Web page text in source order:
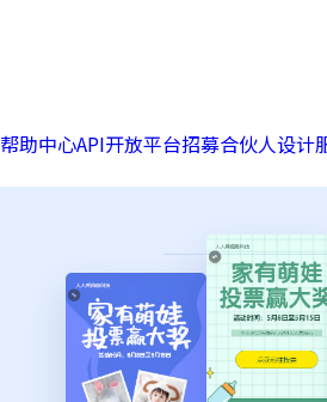
帮助中心API开放平台招募合伙人设计